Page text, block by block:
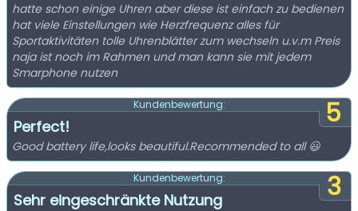
hatte schon einige Uhren aber diese ist einfach zu bedienen
hat viele Einstellungen wie Herzfrequenz alles für
Sportaktivitäten tolle Uhrenblätter zum wechseln u.v.m Preis
naja ist noch im Rahmen und man kann sie mit jedem
Smarphone nutzen
5
Kundenbewertung:
Perfect!
Good battery life,looks beautiful.Recommended to all 😃
3
Kundenbewertung:
Sehr eingeschränkte Nutzung